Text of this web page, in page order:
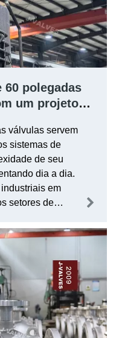
60 polegadas
um projeto
da
válvulas servem
sistemas de
de seu
dia a dia.
em
setores de